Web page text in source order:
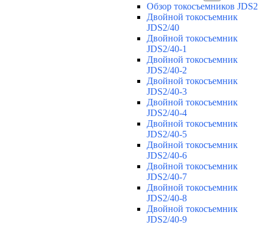
Обзор токосъемников JDS2
Двойной токосъемник
JDS2/40
Двойной токосъемник
JDS2/40-1
Двойной токосъемник
JDS2/40-2
Двойной токосъемник
JDS2/40-3
Двойной токосъемник
JDS2/40-4
Двойной токосъемник
JDS2/40-5
Двойной токосъемник
JDS2/40-6
Двойной токосъемник
JDS2/40-7
Двойной токосъемник
JDS2/40-8
Двойной токосъемник
JDS2/40-9